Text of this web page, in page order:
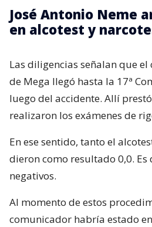
José Antonio Neme
en alcotest y
Las diligencias señalan que
de Mega llegó hasta la 17ª
luego del accidente. Allí
realizaron los exámenes de
En ese sentido, tanto el
dieron como resultado 0,0.
negativos.
Al momento de estos
comunicador habría estado